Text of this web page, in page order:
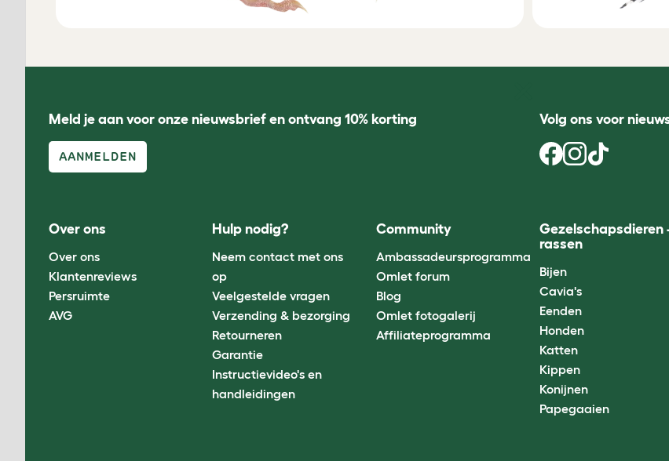
Meld je aan voor onze nieuwsbrief en ontvang 10% korting
AANMELDEN
Volg ons voor
Over ons
Over ons
Klantenreviews
Persruimte
AVG
Hulp nodig?
Neem contact met ons
op
Veelgestelde vragen
Verzending & bezorging
Retourneren
Garantie
Instructievideo's en
handleidingen
Community
Ambassadeursprogramma
Omlet forum
Blog
Omlet fotogalerij
Affiliateprogramma
Gezelschapsdieren
rassen
Bijen
Cavia's
Eenden
Honden
Katten
Kippen
Konijnen
Papegaaien